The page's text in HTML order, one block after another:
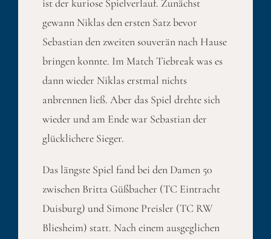
ist der kuriose Spielverlauf. Zunächst
gewann Niklas den ersten Satz bevor
Sebastian den zweiten souverän nach Hause
bringen konnte. Im Match Tiebreak was es
dann wieder Niklas erstmal nichts
anbrennen ließ. Aber das Spiel drehte sich
wieder und am Ende war Sebastian der
glücklichere Sieger.
Das längste Spiel fand bei den Damen 50
zwischen Britta Güßbacher (TC Eintracht
Duisburg) und Simone Preisler (TC RW
Bliesheim) statt. Nach einem ausgeglichen